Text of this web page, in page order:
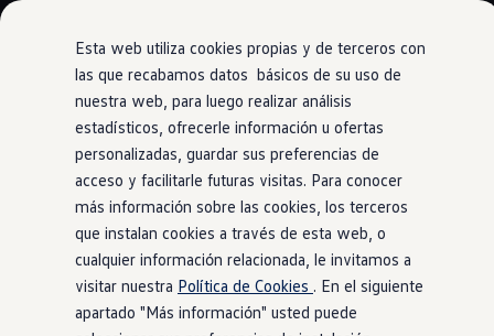
Esta web utiliza cookies propias y de terceros con
las que recabamos datos básicos de su uso de
nuestra web, para luego realizar análisis
estadísticos, ofrecerle información u ofertas
personalizadas, guardar sus preferencias de
acceso y facilitarle futuras visitas. Para conocer
más información sobre las cookies, los terceros
que instalan cookies a través de esta web, o
cualquier información relacionada, le invitamos a
visitar nuestra Política de Cookies . En el siguiente
apartado "Más información" usted puede
Ir
directamente
al contenido
Ir
directamente
al pie de
página
Nuevo ID. Polo: El eléctrico para todos
Nuevo ID. Cross 100% eléctrico
Modelos 7 plazas
Descubre el nuevo Golf GTI 50 Aniversario
Gama Deportiva
Gama SUV de Volkswagen
Ofertas y promociones
Precios Especiales
Renueva tu Volkswagen
Trae un amigo a Volkswagen Canarias
Financiación Volkswagen
Volkswagen Flex & Serenity
Renting
Vehículos de ocasión
Concursos Volkswagen
Side y Lane Assist
Mantente en el carril.